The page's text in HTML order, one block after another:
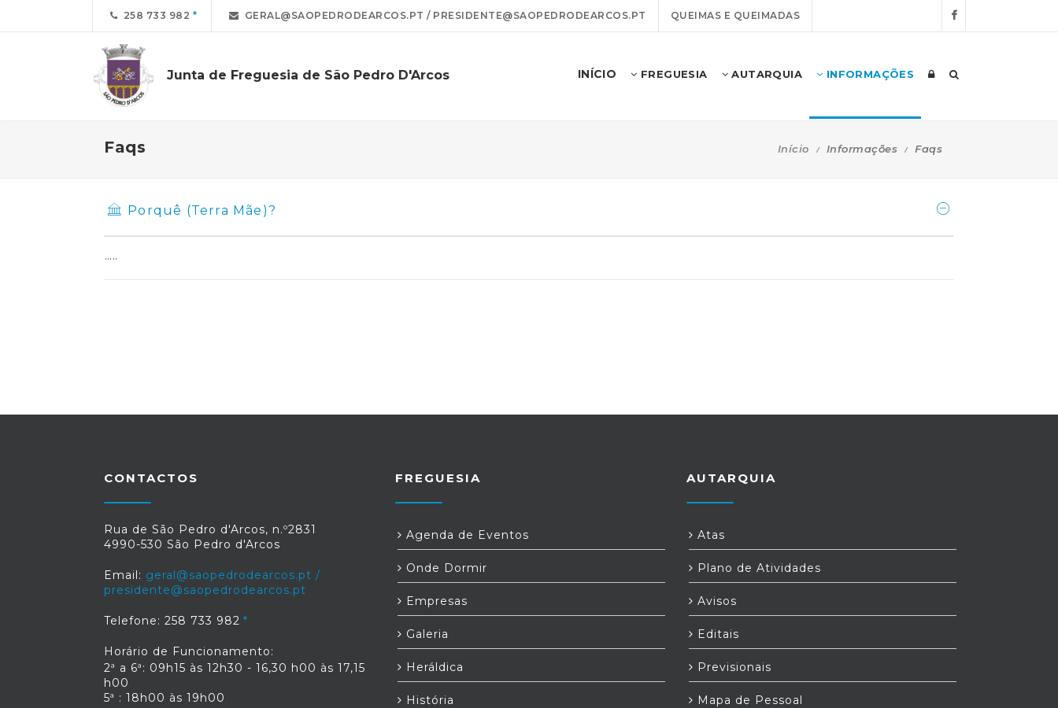
258 733 982 GERAL@SAOPEDRODEARCOS.PT / PRESIDENTE@SAOPEDRODEARCOS.PT QUEIMAS E QUEIMADAS
Junta de Freguesia de São Pedro D'Arcos INÍCIO FREGUESIA AUTARQUIA INFORMAÇÕES
Faqs Início Informações Faqs
Porquê (Terra Mãe)?
.....
CONTACTOS
Rua de São Pedro d'Arcos, n.º2831
4990-530 São Pedro d'Arcos
Email: geral@saopedrodearcos.pt /
presidente@saopedrodearcos.pt
Telefone: 258 733 982
Horário de Funcionamento:
2ª a 6ª: 09h15 às 12h30 - 16,30 h00 às 17,15
h00
5ª : 18h00 às 19h00
FREGUESIA
Agenda de Eventos
Onde Dormir
Empresas
Galeria
Heráldica
História
AUTARQUIA
Atas
Plano de Atividades
Avisos
Editais
Previsionais
Mapa de Pessoal